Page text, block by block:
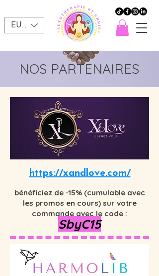
EUR (€)
NOS PARTENAIRES
https://xandlove.com/
bénéficiez de -15% (cumulable avec
les promos en cours) sur votre
commande avec le code :
SbyC15